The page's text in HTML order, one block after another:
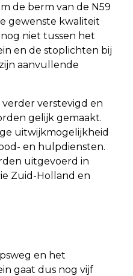
de berm van de N59
gewenste kwaliteit
niet tussen het
en de stoplichten bij
aanvullende
verstevigd en
gelijk gemaakt.
uitwijkmogelijkheid
en hulpdiensten.
uitgevoerd in
Zuid-Holland en
en het
gaat dus nog vijf